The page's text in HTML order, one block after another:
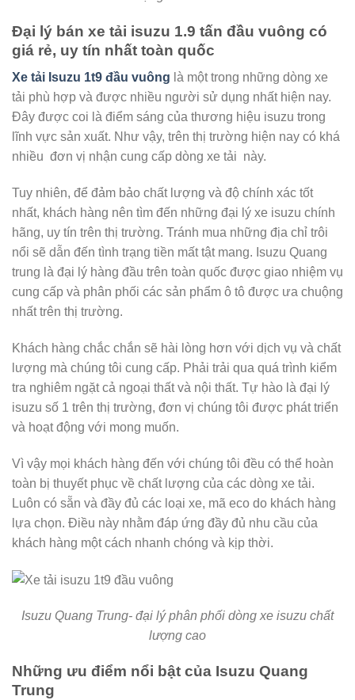
Đại lý bán xe tải isuzu 1.9 tấn đầu vuông có
giá rẻ, uy tín nhất toàn quốc
Xe tải Isuzu 1t9 đầu vuông là một trong những dòng xe
tải phù hợp và được nhiều người sử dụng nhất hiện nay.
Đây được coi là điểm sáng của thương hiệu isuzu trong
lĩnh vực sản xuất. Như vậy, trên thị trường hiện nay có khá
nhiều đơn vị nhận cung cấp dòng xe tải này.
Tuy nhiên, để đảm bảo chất lượng và độ chính xác tốt
nhất, khách hàng nên tìm đến những đại lý xe isuzu chính
hãng, uy tín trên thị trường. Tránh mua những địa chỉ trôi
nổi sẽ dẫn đến tình trạng tiền mất tật mang. Isuzu Quang
trung là đại lý hàng đầu trên toàn quốc được giao nhiệm vụ
cung cấp và phân phối các sản phẩm ô tô được ưa chuộng
nhất trên thị trường.
Khách hàng chắc chắn sẽ hài lòng hơn với dịch vụ và chất
lượng mà chúng tôi cung cấp. Phải trải qua quá trình kiểm
tra nghiêm ngặt cả ngoại thất và nội thất. Tự hào là đại lý
isuzu số 1 trên thị trường, đơn vị chúng tôi được phát triển
và hoạt động với mong muốn.
Vì vậy mọi khách hàng đến với chúng tôi đều có thể hoàn
toàn bị thuyết phục về chất lượng của các dòng xe tải.
Luôn có sẵn và đầy đủ các loại xe, mã eco do khách hàng
lựa chọn. Điều này nhằm đáp ứng đầy đủ nhu cầu của
khách hàng một cách nhanh chóng và kịp thời.
Isuzu Quang Trung- đại lý phân phối dòng xe isuzu chất
lượng cao
Những ưu điểm nổi bật của Isuzu Quang
Trung